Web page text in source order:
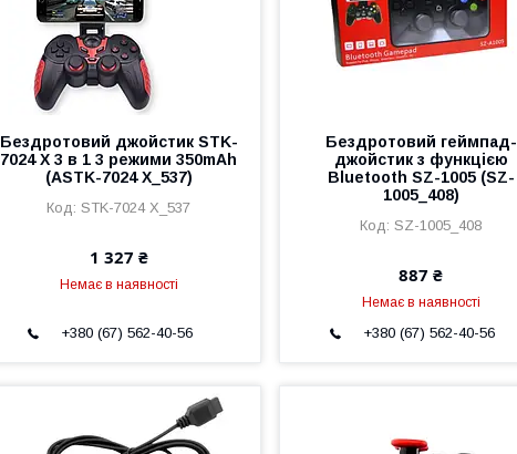
Бездротовий джойстик STK-
7024 X 3 в 1 3 режими 350mAh
(ASTK-7024 X_537)
STK-7024 X_537
1 327 ₴
Немає в наявності
+380 (67) 562-40-56
Бездротовий геймпад-
джойстик з функцією
Bluetooth SZ-1005 (SZ-
1005_408)
SZ-1005_408
887 ₴
Немає в наявності
+380 (67) 562-40-56